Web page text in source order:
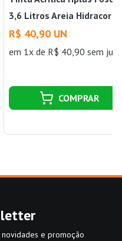
3,6 Litros Areia Hidracor
R$ 40,90 UN
em 1x de R$ 40,90 sem
COMPRAR
e promoção